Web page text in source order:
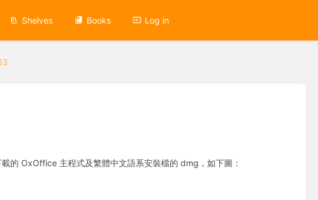
Shelves Books Log in
的 OxOffice 主程式及繁體中文語系安裝檔的 dmg，如下圖：